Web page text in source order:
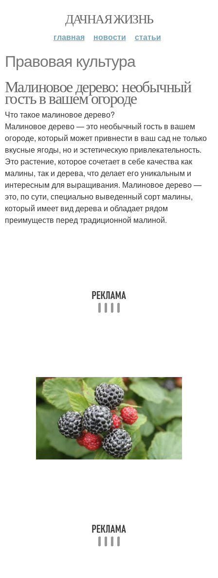
ДАЧНАЯ ЖИЗНЬ
главная новости статьи
Правовая культура
Малиновое дерево: необычный
гость в вашем огороде
Что такое малиновое дерево?
Малиновое дерево — это необычный гость в вашем
огороде, который может привнести в ваш сад не только
вкусные ягоды, но и эстетическую привлекательность.
Это растение, которое сочетает в себе качества как
малины, так и дерева, что делает его уникальным и
интересным для выращивания. Малиновое дерево —
это, по сути, специально выведенный сорт малины,
который имеет вид дерева и обладает рядом
преимуществ перед традиционной малиной.